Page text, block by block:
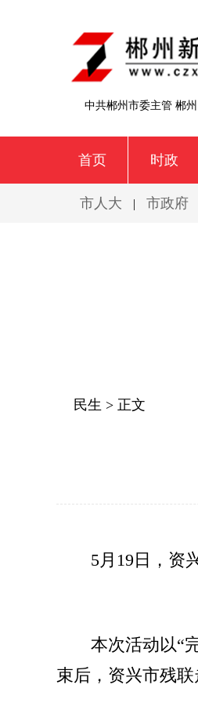
中共郴州市委主管 郴
首页 时政
市人大 | 市政府
民生 > 正文
5月19日，资
本次活动以“
束后，资兴市残